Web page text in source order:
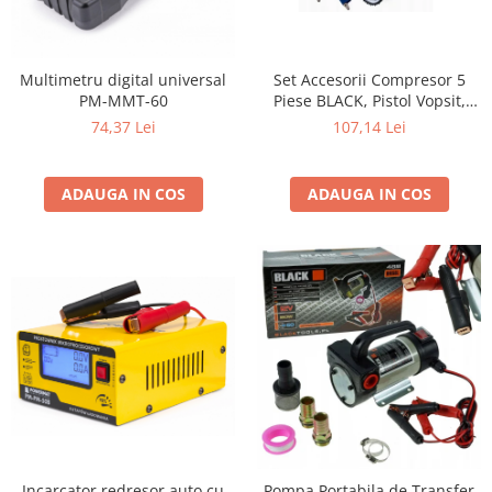
Multimetru digital universal
PM-MMT-60
74,37 Lei
ADAUGA IN COS
Set Accesorii Compresor 5
Piese BLACK, Pistol Vopsit,
Umflat, Suflat, Spălat și Furtun
107,14 Lei
ADAUGA IN COS